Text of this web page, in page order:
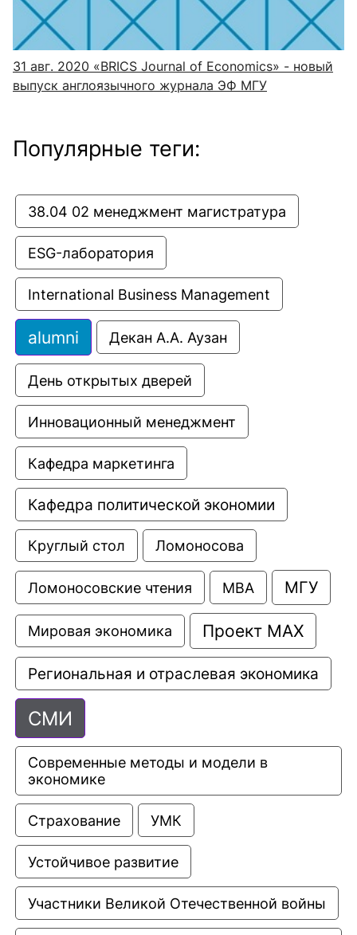
31 авг. 2020 «BRICS Journal of Economics» - новый
выпуск англоязычного журнала ЭФ МГУ
Популярные теги:
38.04 02 менеджмент магистратура
ESG-лаборатория
International Business Management
alumni Декан А.А. Аузан
День открытых дверей
Инновационный менеджмент
Кафедра маркетинга
Кафедра политической экономии
Круглый стол Ломоносова
Ломоносовские чтения МВА МГУ
Мировая экономика Проект МАХ
Региональная и отраслевая экономика
СМИ
Современные методы и модели в
экономике
Страхование УМК
Устойчивое развитие
Участники Великой Отечественной войны